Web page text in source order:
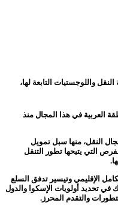
واللوجستيات التابعة لها،
العربية في هذا المجال منذ
النقل، منها سبل تمويل
التي يتيحها تطور التنقل
الإقليمي وتيسير تدفق السلع
تحديد أولويات الإسكوا والدول
والتقدم المحرز.